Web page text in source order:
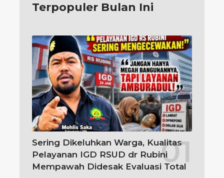
Terpopuler Bulan Ini
Sering Dikeluhkan Warga, Kualitas
Pelayanan IGD RSUD dr Rubini
Mempawah Didesak Evaluasi Total